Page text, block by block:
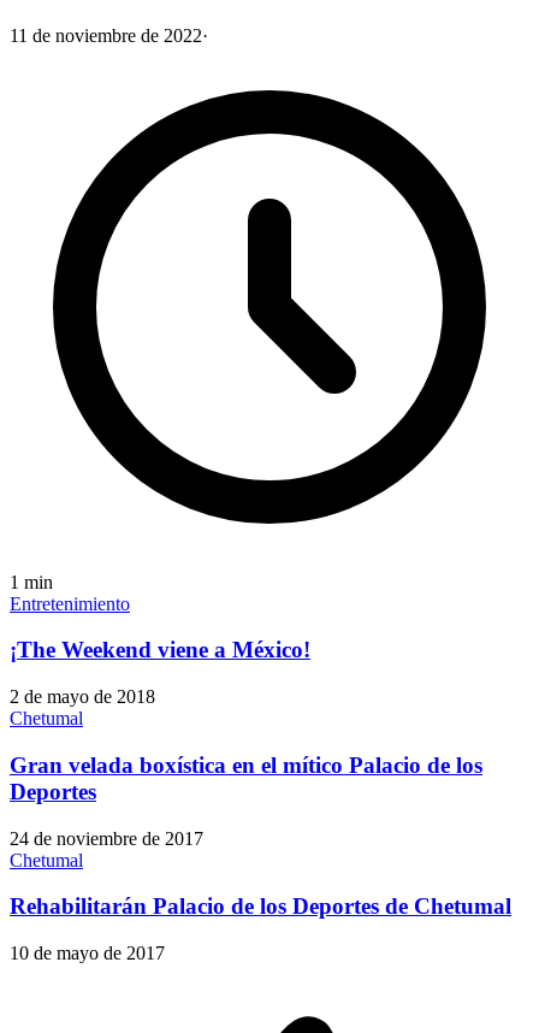
11 de noviembre de 2022·
1 min
Entretenimiento
¡The Weekend viene a México!
2 de mayo de 2018
Chetumal
Gran velada boxística en el mítico Palacio de los
Deportes
24 de noviembre de 2017
Chetumal
Rehabilitarán Palacio de los Deportes de Chetumal
10 de mayo de 2017